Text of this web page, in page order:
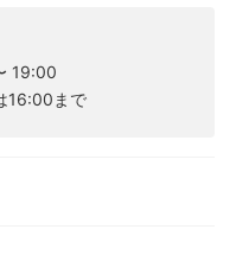
19:00
16:00まで